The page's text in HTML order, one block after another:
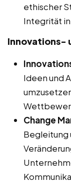
ethischer
Integrität
Innovations-
Ideen und
Change
Begleitung